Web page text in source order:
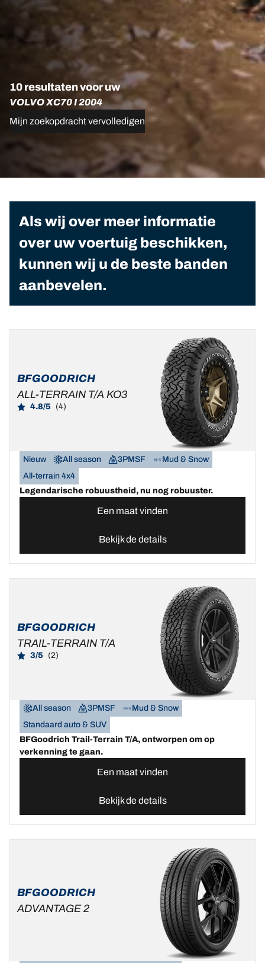
10 resultaten voor uw
VOLVO XC70 I 2004
Mijn zoekopdracht vervolledigen
Als wij over meer informatie
over uw voertuig beschikken,
kunnen wij u de beste banden
aanbevelen.
BFGOODRICH
ALL-TERRAIN T/A KO3
4.8/5 (4)
Nieuw All season 3PMSF
Mud & Snow
All-terrain 4x4
Legendarische robuustheid, nu nog robuuster.
Een maat vinden
Bekijk de details
BFGOODRICH
TRAIL-TERRAIN T/A
3/5 (2)
All season 3PMSF
Mud & Snow
Standaard auto & SUV
BFGoodrich Trail-Terrain T/A, ontworpen om op
verkenning te gaan.
Een maat vinden
Bekijk de details
BFGOODRICH
ADVANTAGE 2